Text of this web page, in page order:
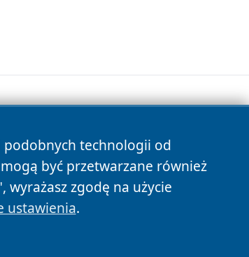
podobnych technologii od
być przetwarzane również
wyrażasz zgodę na użycie
ustawienia.